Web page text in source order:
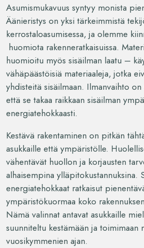
Asumismukavuus syntyy monista
Äänieristys on yksi tärkeimmistä
kerrostaloasumisessa, ja olemme
huomiota rakenneratkaisuissa.
huomioitu myös sisäilman laatu –
vähäpäästöisiä materiaaleja, jotka
yhdisteitä sisäilmaan. Ilmanvaihto
että se takaa raikkaan sisäilman
energiatehokkaasti.
Kestävä rakentaminen on pitkän
asukkaille että ympäristölle.
vähentävät huollon ja korjausten
alhaisempina ylläpitokustannuksina.
energiatehokkaat ratkaisut
ympäristökuormaa koko
Nämä valinnat antavat asukkaille
suunniteltu kestämään ja toimimaan
vuosikymmenien ajan.